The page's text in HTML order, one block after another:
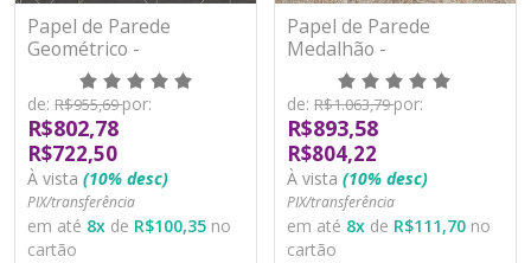
Papel de Parede
Geométrico -
Metropolitan Stories 3 -
AS391184 - Vinílico
de: R$955,69por:
R$802,78
R$722,50
À vista (10% desc)
PIX/transferência
em até 8x de R$100,35 no
cartão
Papel de Parede
Medalhão -
Metropolitan Stories 3 -
AS391191 - Vinílico
de: R$1.063,79por:
R$893,58
R$804,22
À vista (10% desc)
PIX/transferência
em até 8x de R$111,70 no
cartão